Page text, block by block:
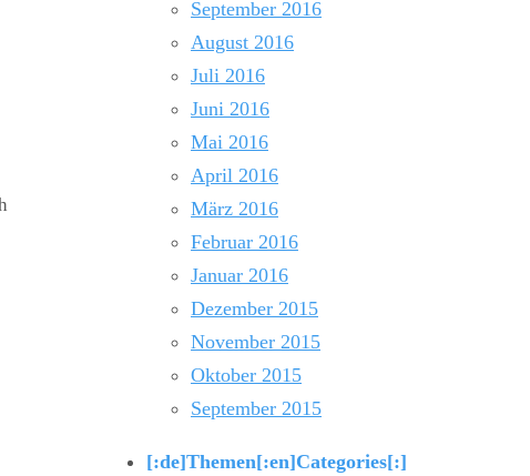
September 2016
August 2016
Juli 2016
Juni 2016
Mai 2016
April 2016
März 2016
Februar 2016
Januar 2016
Dezember 2015
November 2015
Oktober 2015
September 2015
[:de]Themen[:en]Categories[:]